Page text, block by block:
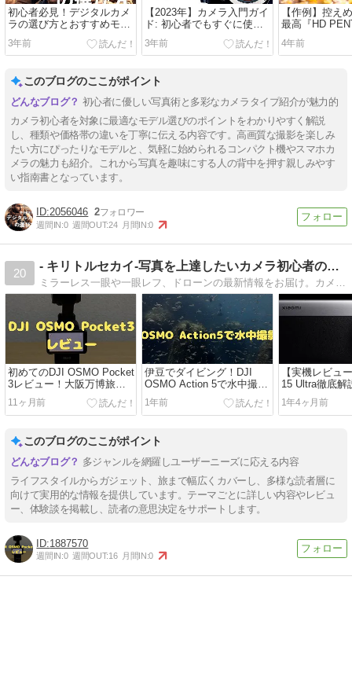
初心者必見！デジタルカメ
ラの選び方とおすすめモデ
ル10選
3年前
【2023年】カメラ入門ガイ
ド: 初心者でもすぐに使い
こなせるカメラの選び方
3年前
【作例】控え
最高『HD
FA☆
AW』作例写真
4年前
このブログのここがポイント
初心者に優しい写真術と多彩なカメラタイプ紹介が魅力的
カメラ初心者を対象に最適なモデル選びのポイントをわかりやすく解説
し、種類や価格帯の違いを丁寧に伝える内容です。高画質な撮影を楽しみ
たい方にぴったりなモデルと、気軽に始められるコンパクト機やスマホカ
メラの魅力も紹介。これから写真を趣味にする人の背中を押す親しみやす
い指南書となっています。
2056046 2
週間IN:0 週間OUT:24 月間IN:0
20
- キリトルセカイ-写真を上達したいカメラ初心者のブログ
初めてのDJI OSMO Pocket
3レビュー！大阪万博旅行
で使って感じた使い勝手と
画質
11ヶ月前
伊豆でダイビング！DJI
OSMO Action 5で水中撮影
してみた【使い勝手＆映像
レビュー】
1年前
【実機レビュ
15 Ultra徹底解
スペック・
力評価
1年4ヶ月前
このブログのここがポイント
多ジャンルを網羅しユーザーニーズに応える内容
ライフスタイルからガジェット、旅まで幅広くカバーし、多様な読者層に
向けて実用的な情報を提供しています。テーマごとに詳しい内容やレビュ
ー、体験談を掲載し、読者の意思決定をサポートします。
1887570
週間IN:0 週間OUT:16 月間IN:0